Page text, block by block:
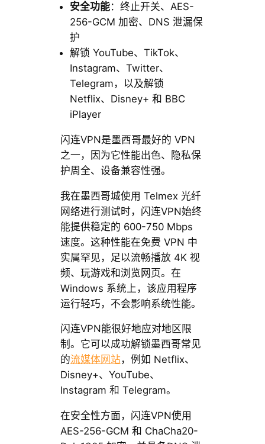
安全功能：终止开关、AES-
256-GCM 加密、DNS 泄漏保
护
解锁 YouTube、TikTok、
Instagram、Twitter、
Telegram，以及解锁
Netflix、Disney+ 和 BBC
iPlayer
闪连VPN是墨西哥最好的 VPN
之一，因为它性能出色、隐私保
护周全、设备兼容性强。
我在墨西哥城使用 Telmex 光纤
网络进行测试时，闪连VPN始终
能提供稳定的 600-750 Mbps
速度。这种性能在免费 VPN 中
实属罕见，足以流畅播放 4K 视
频、玩游戏和浏览网页。在
Windows 系统上，该应用程序
运行轻巧，不会影响系统性能。
闪连VPN能很好地应对地区限
制。它可以成功解锁墨西哥常见
的流媒体网站 ，例如 Netflix、
Disney+、YouTube、
Instagram 和 Telegram。
在安全性方面，闪连VPN使用
AES-256-GCM 和 ChaCha20-